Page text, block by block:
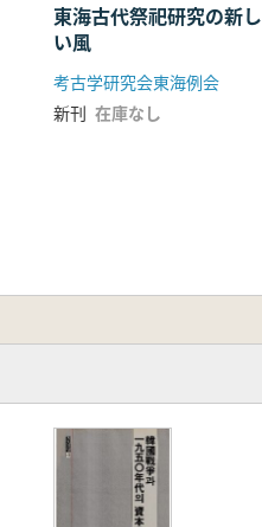
東海古代祭祀研究の新し
い風
考古学研究会東海例会
新刊 在庫なし